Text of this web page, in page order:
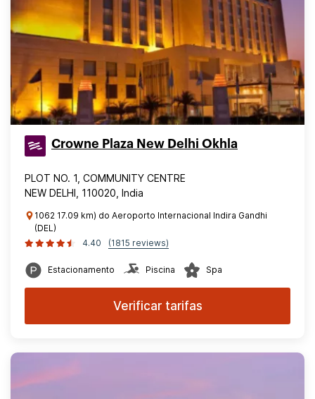
Crowne Plaza New Delhi Okhla
PLOT NO. 1, COMMUNITY CENTRE
NEW DELHI, 110020, India
1062 17.09 km) do Aeroporto Internacional Indira Gandhi
(DEL)
4.40
(1815 reviews)
Estacionamento Piscina Spa
Verificar tarifas